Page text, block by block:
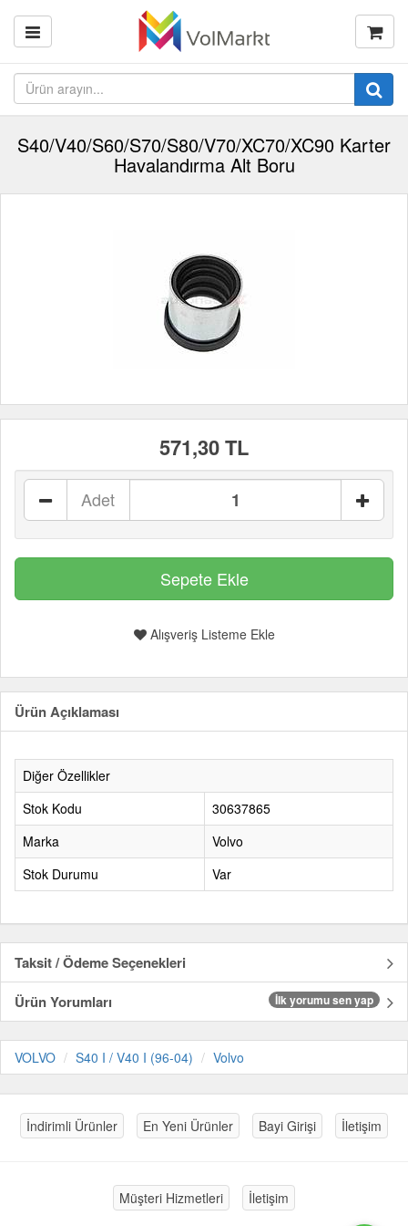
S40/V40/S60/S70/S80/V70/XC70/XC90 Karter
Havalandırma Alt Boru
571,30 TL
Adet
Alışveriş Listeme Ekle
Ürün Açıklaması
Diğer Özellikler
Stok Kodu
30637865
Marka
Volvo
Stok Durumu
Var
Taksit / Ödeme Seçenekleri
Ürün Yorumları
İlk yorumu sen yap
VOLVO S40 I / V40 I (96-04) Volvo
İndirimli Ürünler En Yeni Ürünler Bayi Girişi İletişim
Müşteri Hizmetleri İletişim